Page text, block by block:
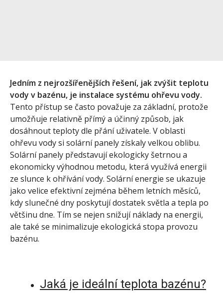
Jedním z nejrozšířenějších řešení, jak zvýšit teplotu
vody v bazénu, je instalace systému ohřevu vody.
Tento přístup se často považuje za základní, protože
umožňuje relativně přímý a účinný způsob, jak
dosáhnout teploty dle přání uživatele. V oblasti
ohřevu vody si solární panely získaly velkou oblibu.
Solární panely představují ekologicky šetrnou a
ekonomicky výhodnou metodu, která využívá energii
ze slunce k ohřívání vody. Solární energie se ukazuje
jako velice efektivní zejména během letních měsíců,
kdy slunečné dny poskytují dostatek světla a tepla po
většinu dne. Tím se nejen snižují náklady na energii,
ale také se minimalizuje ekologická stopa provozu
bazénu.
Jaká je ideální teplota bazénu?